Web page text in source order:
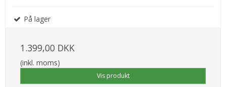
På lager
1.399,00 DKK
(inkl. moms)
Vis produkt